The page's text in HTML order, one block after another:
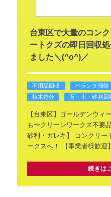
台東区で大量のコン
ートクズの即日回収
ました＼(^o^)／
不用品回収 ベランダ掃除
植木処分
石・土・砂利回
【台東区】ゴールデンウィ
も〜クリーンワークス不要
砂利・ガレキ】
コンクリー
ークスへ！
【事業者様歓迎】
続きは